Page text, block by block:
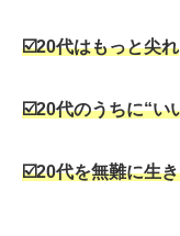
☑️20代はもっと尖れ
☑️20代のうちに“い
☑️20代を無難に生